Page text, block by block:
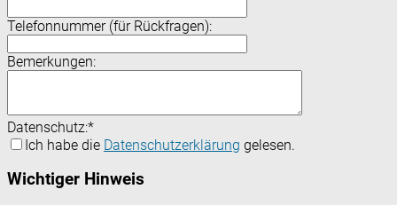
Telefonnummer (für Rückfragen):
Bemerkungen:
Datenschutz:*
Ich habe die Datenschutzerklärung gelesen.
Wichtiger Hinweis